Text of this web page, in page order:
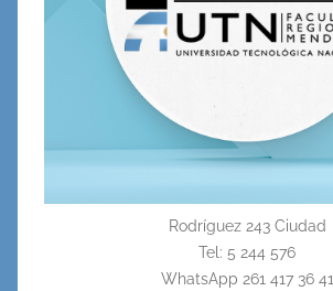
Rodríguez 243 Ciudad
Tel: 5 244 576
WhatsApp 261 417 36 41